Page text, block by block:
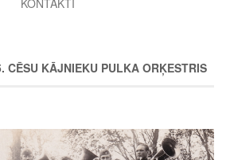
KONTAKTI
CĒSU KĀJNIEKU PULKA ORĶESTRIS